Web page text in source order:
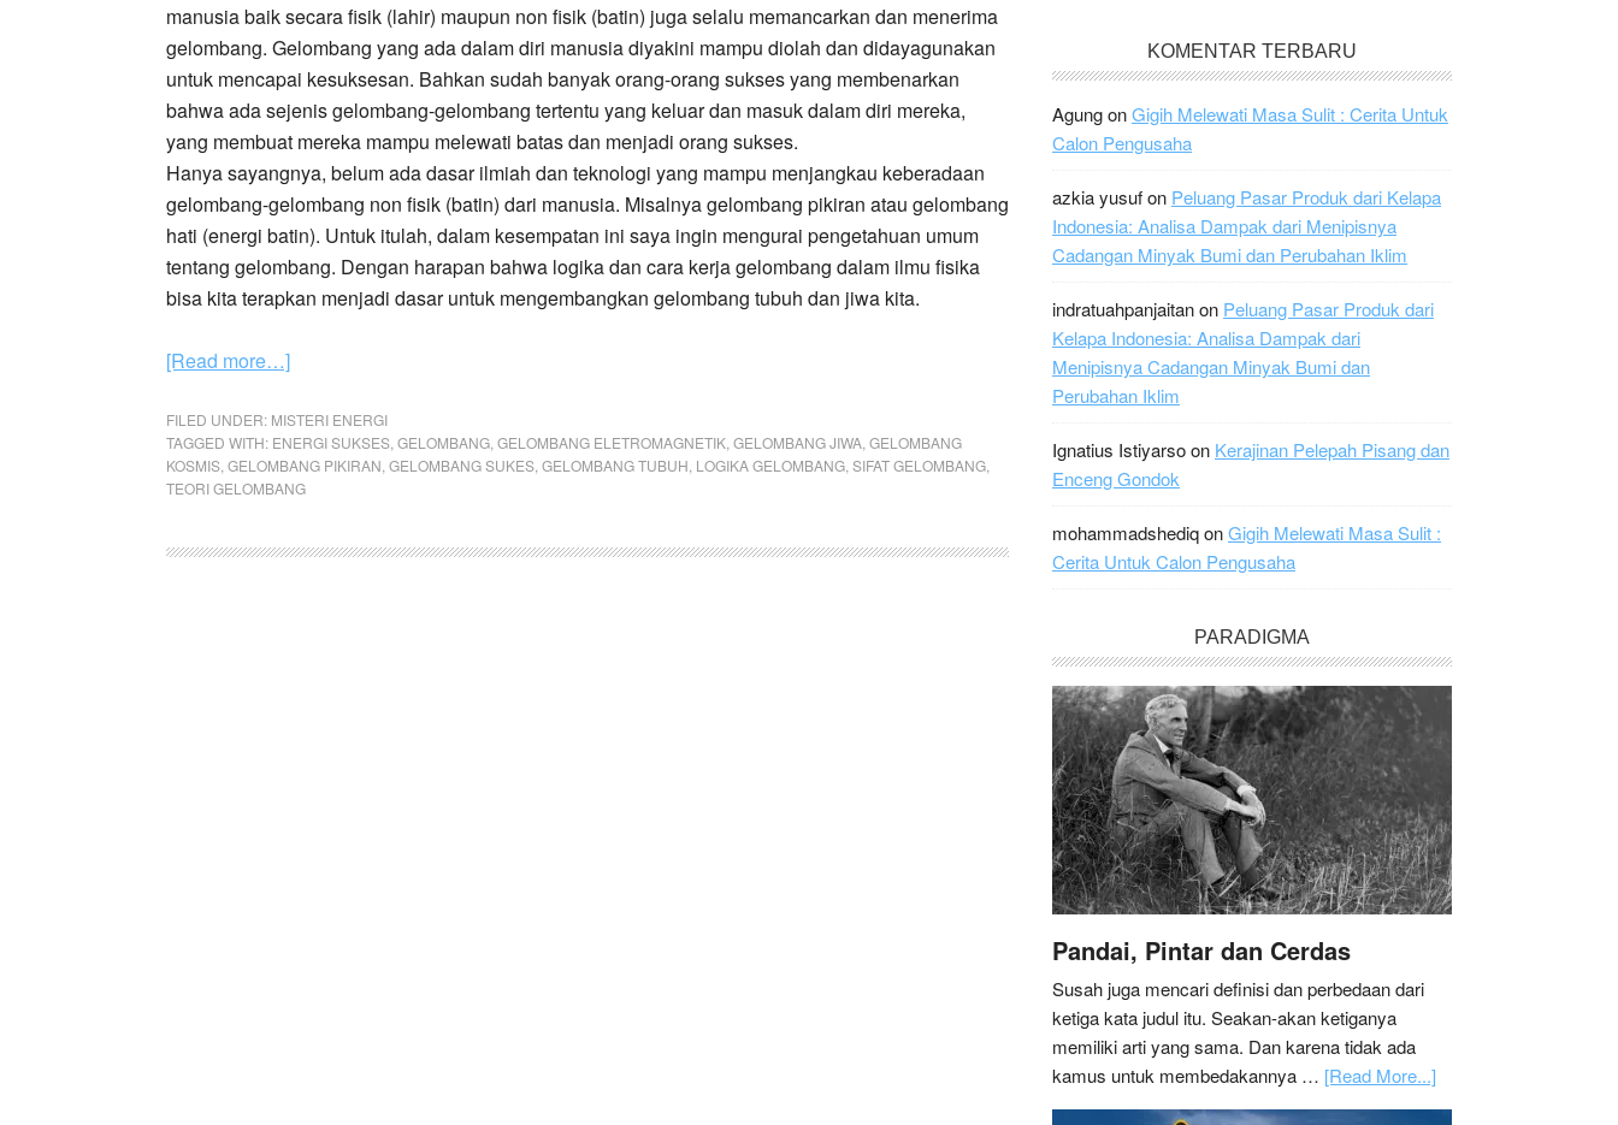
manusia baik secara fisik (lahir) maupun non fisik (batin) juga selalu memancarkan dan menerima
gelombang. Gelombang yang ada dalam diri manusia diyakini mampu diolah dan didayagunakan
untuk mencapai kesuksesan. Bahkan sudah banyak orang-orang sukses yang membenarkan
bahwa ada sejenis gelombang-gelombang tertentu yang keluar dan masuk dalam diri mereka,
yang membuat mereka mampu melewati batas dan menjadi orang sukses.
Hanya sayangnya, belum ada dasar ilmiah dan teknologi yang mampu menjangkau keberadaan
gelombang-gelombang non fisik (batin) dari manusia. Misalnya gelombang pikiran atau gelombang
hati (energi batin). Untuk itulah, dalam kesempatan ini saya ingin mengurai pengetahuan umum
tentang gelombang. Dengan harapan bahwa logika dan cara kerja gelombang dalam ilmu fisika
bisa kita terapkan menjadi dasar untuk mengembangkan gelombang tubuh dan jiwa kita.
[Read more…]
FILED UNDER: MISTERI ENERGI
TAGGED WITH: ENERGI SUKSES GELOMBANG GELOMBANG ELETROMAGNETIK GELOMBANG JIWA GELOMBANG
KOSMIS GELOMBANG PIKIRAN GELOMBANG SUKES GELOMBANG TUBUH LOGIKA GELOMBANG SIFAT GELOMBANG
TEORI GELOMBANG
KOMENTAR TERBARU
AgungonGigih Melewati Masa Sulit : Cerita Untuk
Calon Pengusaha
azkia yusufon Peluang Pasar Produk dari Kelapa
Indonesia: Analisa Dampak dari Menipisnya
Cadangan Minyak Bumi dan Perubahan Iklim
indratuahpanjaitanon Peluang Pasar Produk dari
Kelapa Indonesia: Analisa Dampak dari
Menipisnya Cadangan Minyak Bumi dan
Perubahan Iklim
Ignatius Istiyarsoon Kerajinan Pelepah Pisang dan
Enceng Gondok
mohammadshediqonGigih Melewati Masa Sulit :
Cerita Untuk Calon Pengusaha
PARADIGMA
Pandai, Pintar dan Cerdas
Susah juga mencari definisi dan perbedaan dari
ketiga kata judul itu. Seakan-akan ketiganya
memiliki arti yang sama. Dan karena tidak ada
kamus untuk membedakannya … [Read More...]